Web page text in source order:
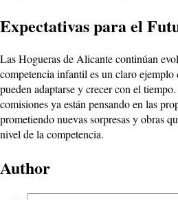
Expectativas para el
Las Hogueras de Alicante continúan
competencia infantil es un claro ejemplo
pueden adaptarse y crecer con el
comisiones ya están pensando en las
prometiendo nuevas sorpresas y obras
nivel de la competencia.
Author